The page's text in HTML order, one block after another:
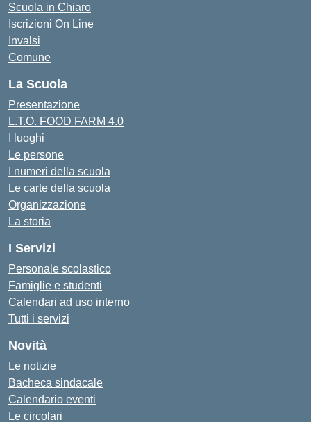
Scuola in Chiaro
Iscrizioni On Line
Invalsi
Comune
La Scuola
Presentazione
L.T.O. FOOD FARM 4.0
I luoghi
Le persone
I numeri della scuola
Le carte della scuola
Organizzazione
La storia
I Servizi
Personale scolastico
Famiglie e studenti
Calendari ad uso interno
Tutti i servizi
Novità
Le notizie
Bacheca sindacale
Calendario eventi
Le circolari